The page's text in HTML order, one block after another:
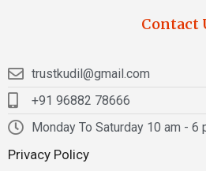
Contact
trustkudil@gmail.com
+91 96882 78666
Monday To Saturday 10 am - 6
Privacy Policy